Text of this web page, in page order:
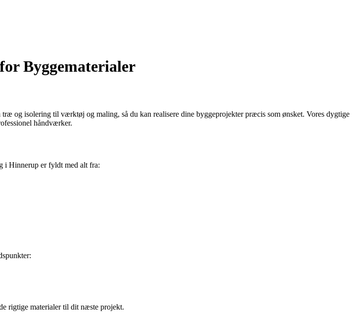
Byggematerialer
og isolering til værktøj og maling, så du kan realisere dine byggeprojekter præcis som ønsket. Vores dygtige
håndværker.
i Hinnerup er fyldt med alt fra:
rigtige materialer til dit næste projekt.